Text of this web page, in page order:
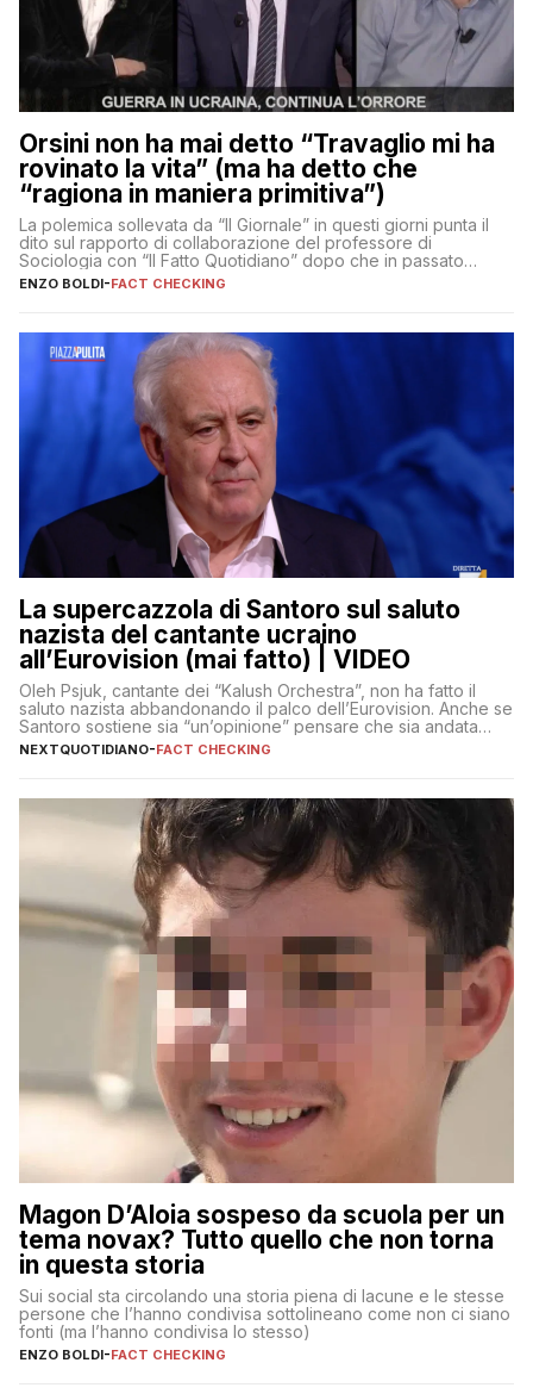
Orsini non ha mai detto “Travaglio mi ha
rovinato la vita” (ma ha detto che
“ragiona in maniera primitiva”)
La polemica sollevata da “Il Giornale” in questi giorni punta il
dito sul rapporto di collaborazione del professore di
Sociologia con “Il Fatto Quotidiano” dopo che in passato
erano volati stracci
ENZO BOLDI-FACT CHECKING
La supercazzola di Santoro sul saluto
nazista del cantante ucraino
all’Eurovision (mai fatto) | VIDEO
Oleh Psjuk, cantante dei “Kalush Orchestra”, non ha fatto il
saluto nazista abbandonando il palco dell’Eurovision. Anche se
Santoro sostiene sia “un’opinione” pensare che sia andata
così
NEXTQUOTIDIANO-FACT CHECKING
Magon D’Aloia sospeso da scuola per un
tema novax? Tutto quello che non torna
in questa storia
Sui social sta circolando una storia piena di lacune e le stesse
persone che l’hanno condivisa sottolineano come non ci siano
fonti (ma l’hanno condivisa lo stesso)
ENZO BOLDI-FACT CHECKING